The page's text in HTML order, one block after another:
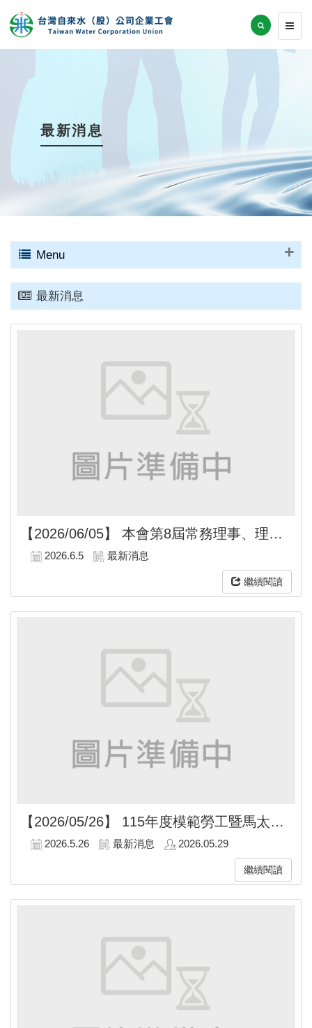
最新消息
Menu
最新消息
【2026/06/05】 本會第8屆常務理事、理事長及監事會召集人選舉當選公告
2026.6.5 最新消息
繼續閱讀
【2026/05/26】 115年度模範勞工暨馬太鞍溪堰塞湖溢流事件搶修有功人員表揚典禮
2026.5.26 最新消息 2026.05.29
繼續閱讀